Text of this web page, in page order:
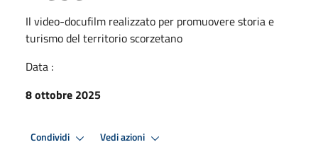
Il video-docufilm realizzato per promuovere storia e
turismo del territorio scorzetano
Data :
8 ottobre 2025
Condividi Vedi azioni